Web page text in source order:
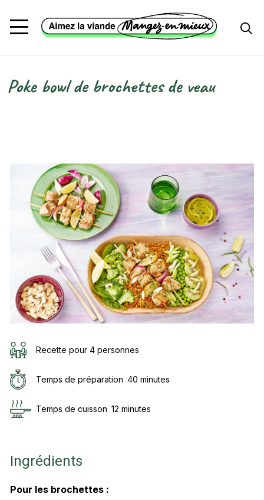
Fil d'Ariane
Poke bowl de brochettes de veau
Recette pour 4 personnes
Temps de préparation 40 minutes
Temps de cuisson 12 minutes
Ingrédients
Pour les brochettes :